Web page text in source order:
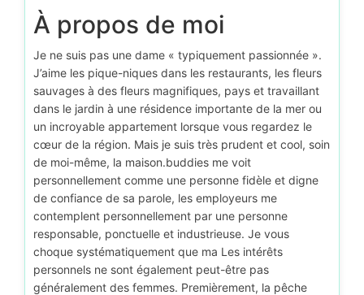
À propos de moi
Je ne suis pas une dame « typiquement passionnée ».
J’aime les pique-niques dans les restaurants, les fleurs
sauvages à des fleurs magnifiques, pays et travaillant
dans le jardin à une résidence importante de la mer ou
un incroyable appartement lorsque vous regardez le
cœur de la région. Mais je suis très prudent et cool, soin
de moi-même, la maison.buddies me voit
personnellement comme une personne fidèle et digne
de confiance de sa parole, les employeurs me
contemplent personnellement par une personne
responsable, ponctuelle et industrieuse. Je vous
choque systématiquement que ma Les intérêts
personnels ne sont également peut-être pas
généralement des femmes. Premièrement, la pêche